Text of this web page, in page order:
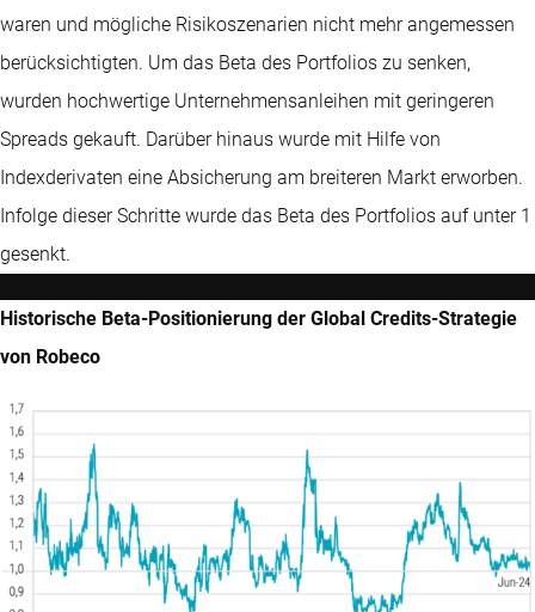
waren und mögliche Risikoszenarien nicht mehr angemessen
berücksichtigten. Um das Beta des Portfolios zu senken,
wurden hochwertige Unternehmensanleihen mit geringeren
Spreads gekauft. Darüber hinaus wurde mit Hilfe von
Indexderivaten eine Absicherung am breiteren Markt erworben.
Infolge dieser Schritte wurde das Beta des Portfolios auf unter 1
gesenkt.
Historische Beta-Positionierung der Global Credits-Strategie
von Robeco